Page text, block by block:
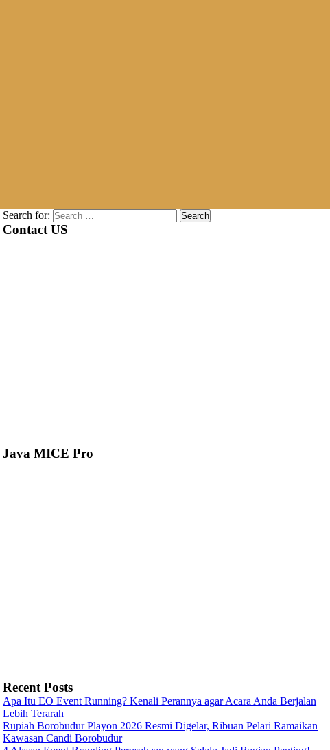
Search for:
Contact US
Java MICE Pro
Recent Posts
Apa Itu EO Event Running? Kenali Perannya agar Acara Anda Berjalan
Lebih Terarah
Rupiah Borobudur Playon 2026 Resmi Digelar, Ribuan Pelari Ramaikan
Kawasan Candi Borobudur